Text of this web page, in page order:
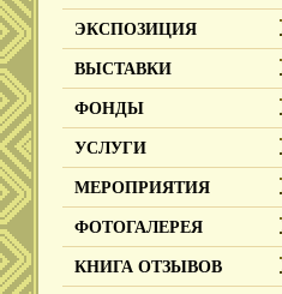
ЭКСПОЗИЦИЯ
ВЫСТАВКИ
ФОНДЫ
УСЛУГИ
МЕРОПРИЯТИЯ
ФОТОГАЛЕРЕЯ
КНИГА ОТЗЫВОВ